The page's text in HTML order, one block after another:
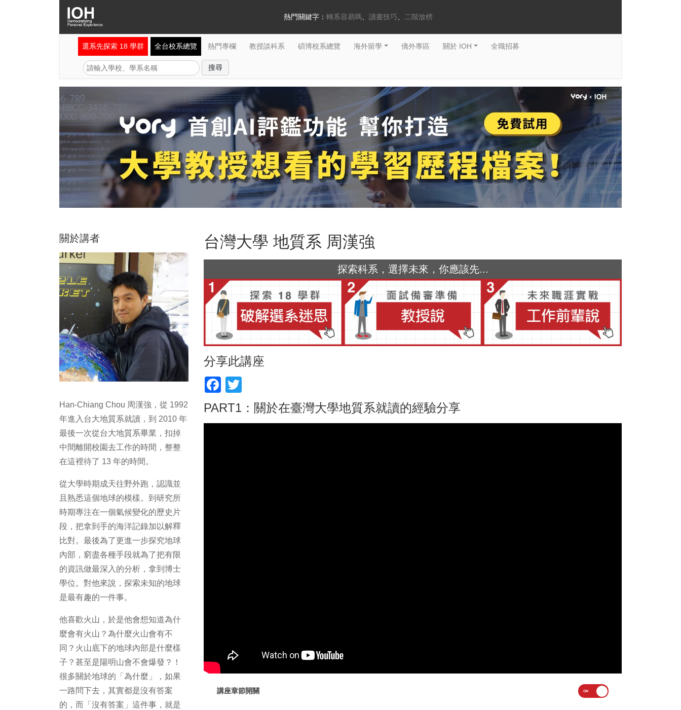
熱門關鍵字： 轉系容易嗎 讀書技巧 二階放榜
選系先探索 18 學群 全台校系總覽 熱門專欄 教授談科系 碩博校系總覽 海外留學 僑外專區 關於 IOH 全職招募
關於講者
Han-Chiang Chou 周漢強，從 1992
年進入台大地質系就讀，到 2010 年
最後一次從台大地質系畢業，扣掉
中間離開校園去工作的時間，整整
在這裡待了 13 年的時間。
從大學時期成天往野外跑，認識並
且熟悉這個地球的模樣。到研究所
時期專注在一個氣候變化的歷史片
段，把拿到手的海洋記錄加以解釋
比對。最後為了更進一步探究地球
內部，窮盡各種手段就為了把有限
的資訊做最深入的分析，拿到博士
學位。對他來說，探索未知的地球
是最有趣的一件事。
他喜歡火山，於是他會想知道為什
麼會有火山？為什麼火山會有不
同？火山底下的地球內部是什麼樣
子？甚至是陽明山會不會爆發？！
很多關於地球的「為什麼」，如果
一路問下去，其實都是沒有答案
的，而「沒有答案」這件事，就是
台灣大學 地質系 周漢強
探索科系，選擇未來，你應該先...
分享此講座
Facebook
PART1：關於在臺灣大學地質系就讀的經驗分享
講座章節開關